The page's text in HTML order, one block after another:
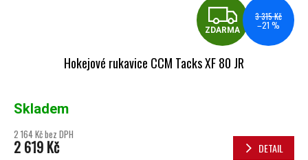
ZDARMA
3 315 Kč
–21 %
Hokejové rukavice CCM Tacks XF 80 JR
Skladem
2 164 Kč bez DPH
2 619 Kč DETAIL